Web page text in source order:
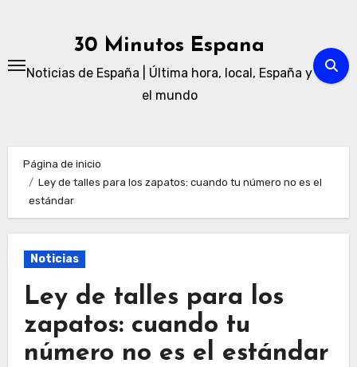
30 Minutos Espana
Noticias de España | Última hora, local, España y
el mundo
Página de inicio
Ley de talles para los zapatos: cuando tu número no es el
estándar
Noticias
Ley de talles para los
zapatos: cuando tu
número no es el estándar